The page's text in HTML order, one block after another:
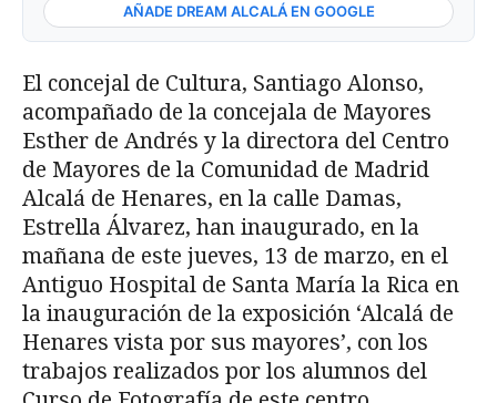
AÑADE DREAM ALCALÁ EN GOOGLE
El concejal de Cultura, Santiago Alonso,
acompañado de la concejala de Mayores
Esther de Andrés y la directora del Centro
de Mayores de la Comunidad de Madrid
Alcalá de Henares, en la calle Damas,
Estrella Álvarez, han inaugurado, en la
mañana de este jueves, 13 de marzo, en el
Antiguo Hospital de Santa María la Rica en
la inauguración de la exposición ‘Alcalá de
Henares vista por sus mayores’, con los
trabajos realizados por los alumnos del